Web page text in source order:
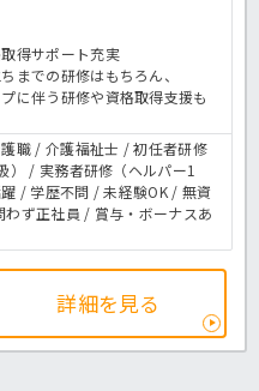
得サポート充実
までの研修はもちろん、
に伴う研修や資格取得支援も
職 / 介護福祉士 / 初任者研修
） / 実務者研修（ヘルパー1
/ 学歴不問 / 未経験OK / 無資
わず正社員 / 賞与・ボーナスあ
詳細を見る